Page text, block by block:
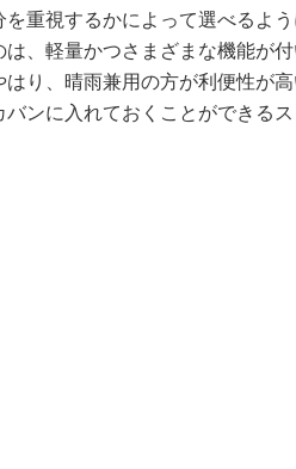
を重視するかによって選べるよ
は、軽量かつさまざまな機能が
り、晴雨兼用の方が利便性が
バンに入れておくことができる